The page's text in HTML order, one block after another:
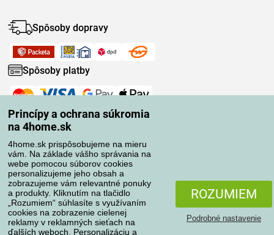
Princípy a ochrana súkromia
na 4home.sk
4home.sk prispôsobujeme na mieru
vám. Na základe vášho správania na
webe pomocou súborov cookies
personalizujeme jeho obsah a
zobrazujeme vám relevantné ponuky
a produkty. Kliknutím na tlačidlo
„Rozumiem“ súhlasíte s využívaním
cookies na zobrazenie cielenej
reklamy v reklamných sieťach na
ďalších weboch. Personalizáciu a
ROZUMIEM
Podrobné nastavenie
Spôsoby dopravy
Spôsoby platby
Spoľahlivý obchod